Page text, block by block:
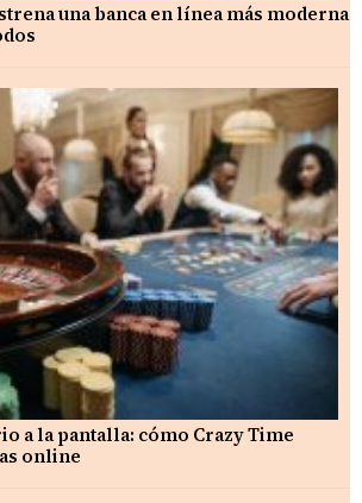
una banca en línea más moderna
a la pantalla: cómo Crazy Time
online